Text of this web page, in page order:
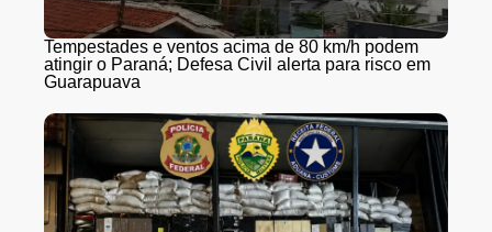
Tempestades e ventos acima de 80 km/h podem
atingir o Paraná; Defesa Civil alerta para risco em
Guarapuava